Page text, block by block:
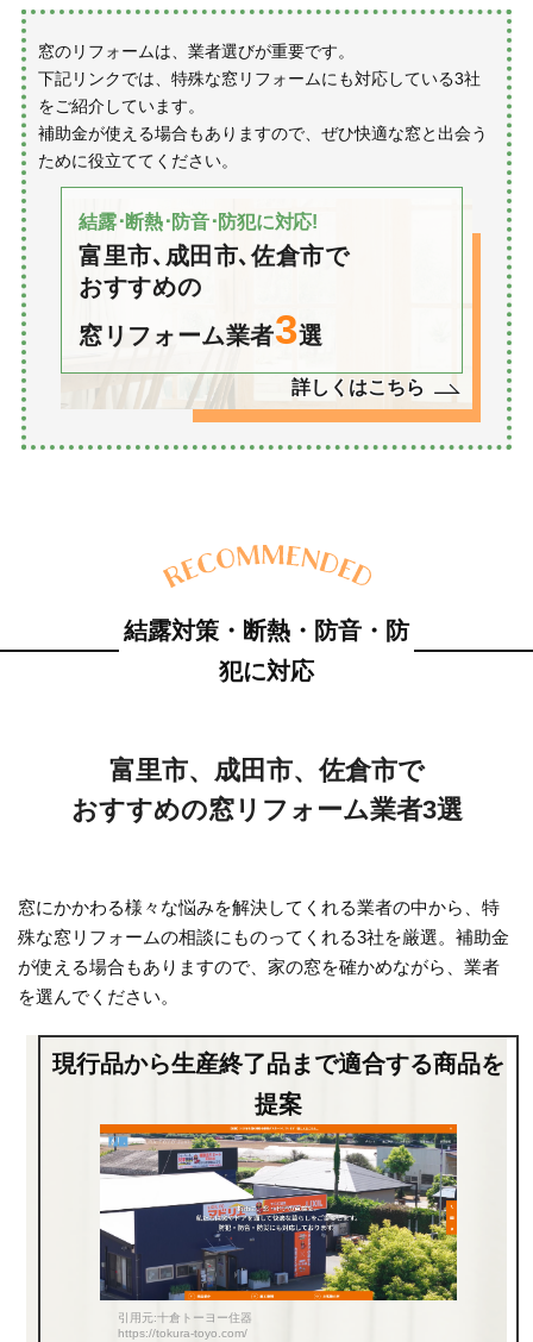
窓のリフォームは、業者選びが重要です。
下記リンクでは、特殊な窓リフォームにも対応している3社
をご紹介しています。
補助金が使える場合もありますので、ぜひ快適な窓と出会う
ために役立ててください。
結露･断熱･防音･防犯に対応!
富里市､成田市､佐倉市で
おすすめの
窓リフォーム業者3選
詳しくはこちら
結露対策・断熱・防音・防
犯に対応
富里市、成田市、佐倉市で
おすすめの窓リフォーム業者3選
窓にかかわる様々な悩みを解決してくれる業者の中から、特
殊な窓リフォームの相談にものってくれる3社を厳選。補助金
が使える場合もありますので、家の窓を確かめながら、業者
を選んでください。
現行品から生産終了品まで適合する商品を
提案
引用元:十倉トーヨー住器
https://tokura-toyo.com/